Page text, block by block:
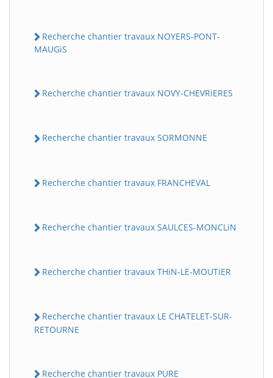
Recherche chantier travaux NOYERS-PONT-
MAUGiS
Recherche chantier travaux NOVY-CHEVRiERES
Recherche chantier travaux SORMONNE
Recherche chantier travaux FRANCHEVAL
Recherche chantier travaux SAULCES-MONCLiN
Recherche chantier travaux THiN-LE-MOUTiER
Recherche chantier travaux LE CHATELET-SUR-
RETOURNE
Recherche chantier travaux PURE